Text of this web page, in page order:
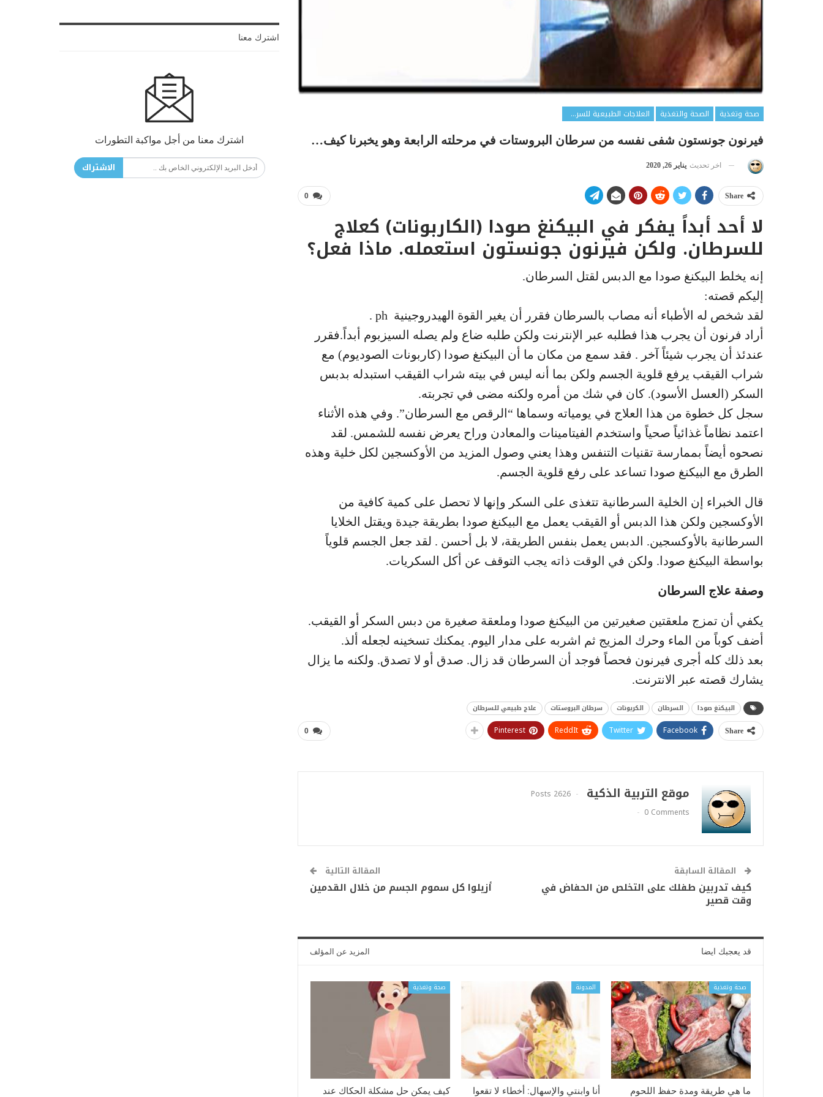
صحة وتغذية الصحة والتغذية
العلاجات الطبيعية للسرطان
فيرنون جونستون شفى نفسه من سرطان البروستات في مرحلته الرابعة وهو يخبرنا كيف…
اخر تحديث يناير 26, 2020
0 Share
لا أحد أبداً يفكر في البيكنغ صودا (الكاربونات) كعلاج
للسرطان. ولكن فيرنون جونستون استعمله. ماذا فعل؟
إنه يخلط البيكنغ صودا مع الدبس لقتل السرطان.
إليكم قصته:
لقد شخص له الأطباء أنه مصاب بالسرطان فقرر أن يغير القوة الهيدروجينية ph .
أراد فرنون أن يجرب هذا فطلبه عبر الإنترنت ولكن طلبه ضاع ولم يصله السيزبوم أبداً.فقرر
عندئذ أن يجرب شيئاً آخر . فقد سمع من مكان ما أن البيكنغ صودا (كاربونات الصوديوم) مع
شراب القيقب يرفع قلوية الجسم ولكن بما أنه ليس في بيته شراب القيقب استبدله بدبس
السكر (العسل الأسود). كان في شك من أمره ولكنه مضى في تجربته.
سجل كل خطوة من هذا العلاج في يومياته وسماها “الرقص مع السرطان”. وفي هذه الأثناء
اعتمد نظاماً غذائياً صحياً واستخدم الفيتامينات والمعادن وراح يعرض نفسه للشمس. لقد
نصحوه أيضاً بممارسة تقنيات التنفس وهذا يعني وصول المزيد من الأوكسجين لكل خلية وهذه
الطرق مع البيكنغ صودا تساعد على رفع قلوية الجسم.
قال الخبراء إن الخلية السرطانية تتغذى على السكر وإنها لا تحصل على كمية كافية من
الأوكسجين ولكن هذا الدبس أو القيقب يعمل مع البيكنغ صودا بطريقة جيدة ويقتل الخلايا
السرطانية بالأوكسجين. الدبس يعمل بنفس الطريقة، لا بل أحسن . لقد جعل الجسم قلوياً
بواسطة البيكنغ صودا. ولكن في الوقت ذاته يجب التوقف عن أكل السكريات.
وصفة علاج السرطان
يكفي أن تمزج ملعقتين صغيرتين من البيكنغ صودا وملعقة صغيرة من دبس السكر أو القيقب.
أضف كوباً من الماء وحرك المزيج ثم اشربه على مدار اليوم. يمكنك تسخينه لجعله ألذ.
بعد ذلك كله أجرى فيرنون فحصاً فوجد أن السرطان قد زال. صدق أو لا تصدق. ولكنه ما يزال
يشارك قصته عبر الانترنت.
البيكنغ صودا السرطان الكربونات سرطان البروستات علاج طبيعي للسرطان
0 Share
Facebook
Twitter
ReddIt
Pinterest
موقع التربية الذكية
2626 Posts
0 Comments
المقالة السابقة
كيف تدربين طفلك على التخلص من الحفاض في
وقت قصير
المقالة التالية
أزيلوا كل سموم الجسم من خلال القدمين
قد يعجبك ايضا المزيد عن المؤلف
صحة وتغذية
ما هي طريقة ومدة حفظ اللحوم
المدونة
أنا وابنتي والإسهال: أخطاء لا تقعوا
صحة وتغذية
كيف يمكن حل مشكلة الحكاك عند
اشترك معنا
اشترك معنا من أجل مواكبة التطورات
الاشتراك